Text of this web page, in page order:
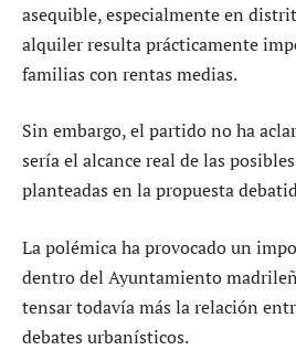
asequible, especialmente en
alquiler resulta prácticamente
familias con rentas medias.
Sin embargo, el partido no ha
sería el alcance real de las
planteadas en la propuesta
La polémica ha provocado un
dentro del Ayuntamiento
tensar todavía más la relación
debates urbanísticos.